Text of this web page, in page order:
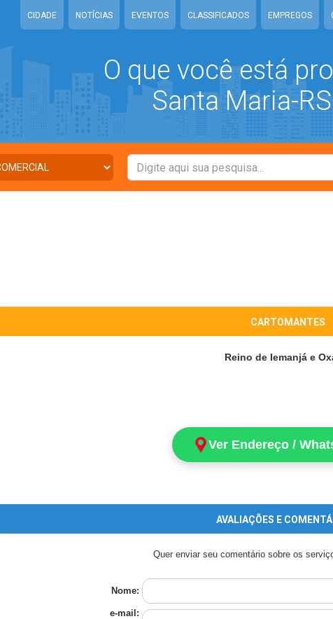
CIDADE NOTÍCIAS EVENTOS CLASSIFICADOS EMPREGOS
O que você está
Santa Maria-RS
CARTOMANTES
Reino de Iemanjá e
Ver Endereço /
AVALIAÇÕES E
Quer enviar seu comentário sobre os
Nome:
e-mail: